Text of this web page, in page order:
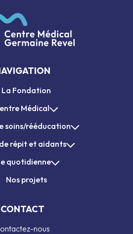
La Fondation
Médical
soins/rééducation
répit et aidants
quotidienne
Nos projets
CONTACT
nous